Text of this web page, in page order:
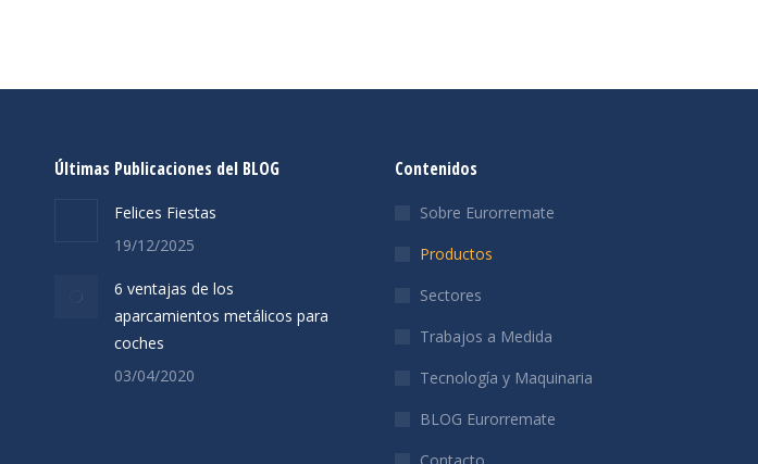
Últimas Publicaciones del BLOG
Felices Fiestas
19/12/2025
6 ventajas de los
aparcamientos metálicos para
coches
03/04/2020
Contenidos
Sobre Eurorremate
Productos
Sectores
Trabajos a Medida
Tecnología y Maquinaria
BLOG Eurorremate